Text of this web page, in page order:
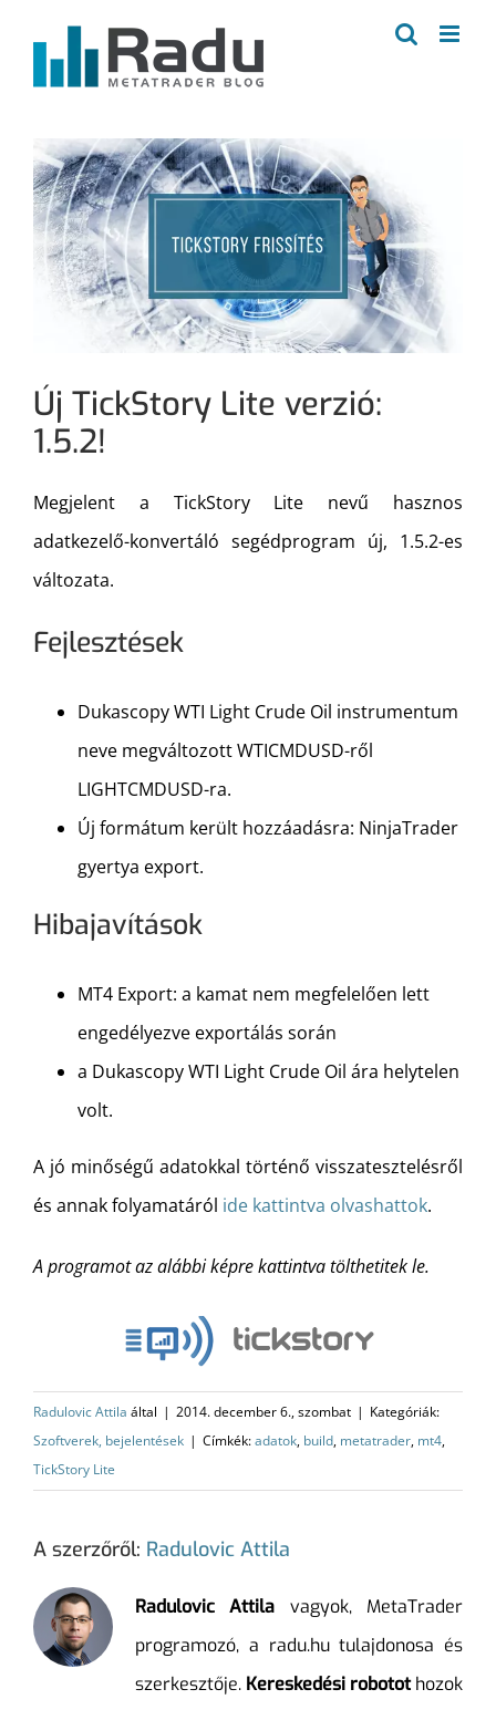
Új TickStory Lite verzió:
1.5.2!
Megjelent a TickStory Lite nevű hasznos
adatkezelő-konvertáló segédprogram új, 1.5.2-es
változata.
Fejlesztések
Dukascopy WTI Light Crude Oil instrumentum
neve megváltozott WTICMDUSD-ről
LIGHTCMDUSD-ra.
Új formátum került hozzáadásra: NinjaTrader
gyertya export.
Hibajavítások
MT4 Export: a kamat nem megfelelően lett
engedélyezve exportálás során
a Dukascopy WTI Light Crude Oil ára helytelen
volt.
A jó minőségű adatokkal történő visszatesztelésről
és annak folyamatáról ide kattintva olvashattok.
A programot az alábbi képre kattintva tölthetitek le.
Radulovic Attila által | 2014. december 6., szombat | Kategóriák:
Szoftverek, bejelentések | Címkék:adatok, build, metatrader, mt4,
TickStory Lite
A szerzőről: Radulovic Attila
Radulovic Attila vagyok, MetaTrader
programozó, a radu.hu tulajdonosa és
szerkesztője. Kereskedési robotothozok